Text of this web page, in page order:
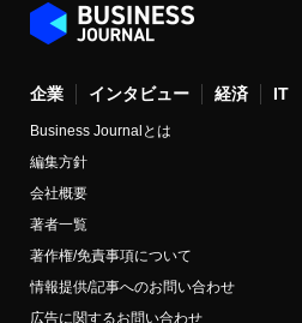
企業 インタビュー 経済 IT
Business Journalとは
編集方針
会社概要
著者一覧
著作権/免責事項について
情報提供/記事へのお問い合わせ
広告に関するお問い合わせ